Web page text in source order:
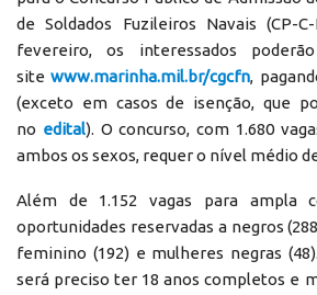
de Soldados Fuzileiros Navais (CP-
fevereiro, os interessados
sitewww.marinha.mil.br/cgcfn,
(exceto em casos de isenção, que
no edital). O concurso, com 1.680
ambos os sexos, requer o nível médio
Além de 1.152 vagas para ampla
oportunidades reservadas a negros
feminino (192) e mulheres negras
será preciso ter 18 anos completos e